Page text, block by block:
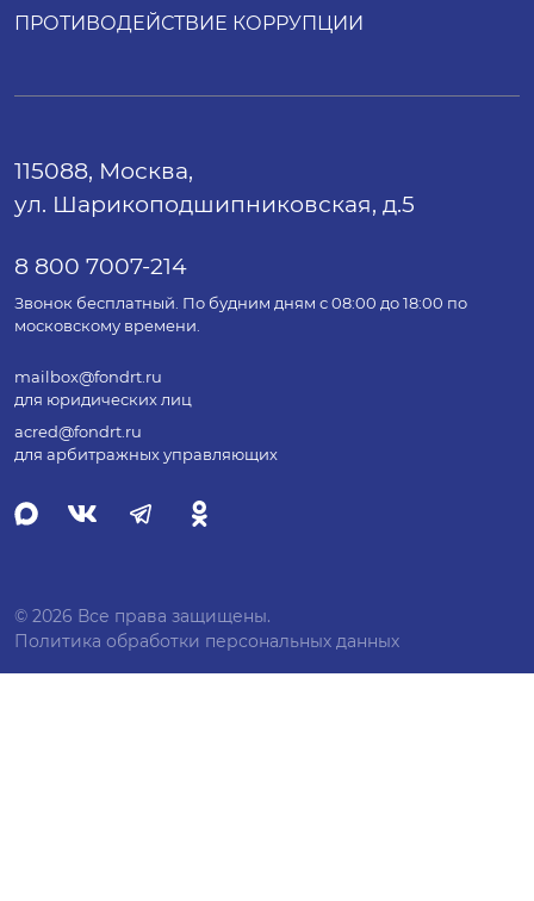
ПРОТИВОДЕЙСТВИЕ КОРРУПЦИИ
115088, Москва,
ул. Шарикоподшипниковская, д.5
8 800 7007-214
Звонок бесплатный. По будним дням с 08:00 до 18:00 по
московскому времени.
mailbox@fondrt.ru
для юридических лиц
acred@fondrt.ru
для арбитражных управляющих
© 2026 Все права защищены.
Политика обработки персональных данных